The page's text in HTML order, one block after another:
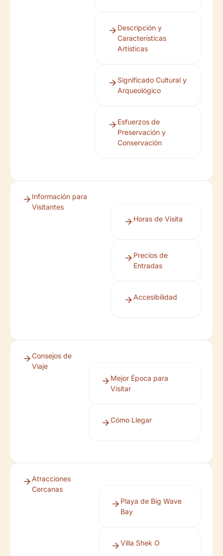
Descripción y
Características
Artísticas
Significado Cultural y
Arqueológico
Esfuerzos de
Preservación y
Conservación
Información para
Visitantes
Horas de Visita
Precios de
Entradas
Accesibilidad
Consejos de
Viaje
Mejor Época para
Visitar
Cómo Llegar
Atracciones
Cercanas
Playa de Big Wave
Bay
Villa Shek O